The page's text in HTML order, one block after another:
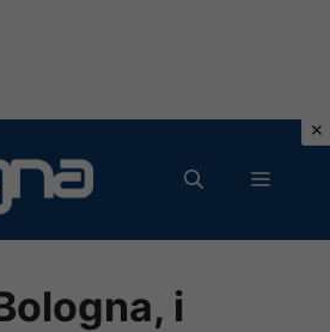
MENU
i